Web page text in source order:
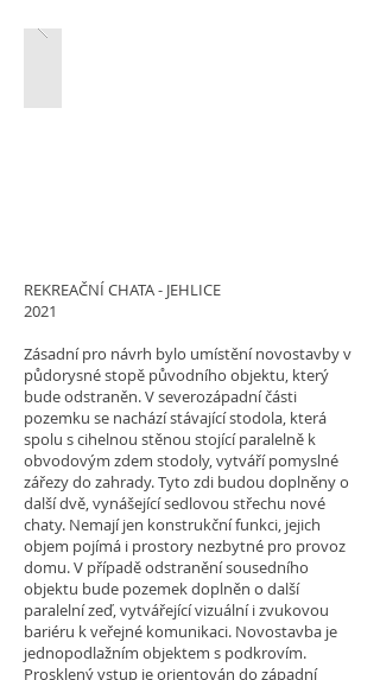
REKREAČNÍ CHATA - JEHLICE
2021
Zásadní pro návrh bylo umístění novostavby v
půdorysné stopě původního objektu, který
bude odstraněn. V severozápadní části
pozemku se nachází stávající stodola, která
spolu s cihelnou stěnou stojící paralelně k
obvodovým zdem stodoly, vytváří pomyslné
zářezy do zahrady. Tyto zdi budou doplněny o
další dvě, vynášející sedlovou střechu nové
chaty. Nemají jen konstrukční funkci, jejich
objem pojímá i prostory nezbytné pro provoz
domu. V případě odstranění sousedního
objektu bude pozemek doplněn o další
paralelní zeď, vytvářející vizuální i zvukovou
bariéru k veřejné komunikaci. Novostavba je
jednopodlažním objektem s podkrovím.
Prosklený vstup je orientován do západní